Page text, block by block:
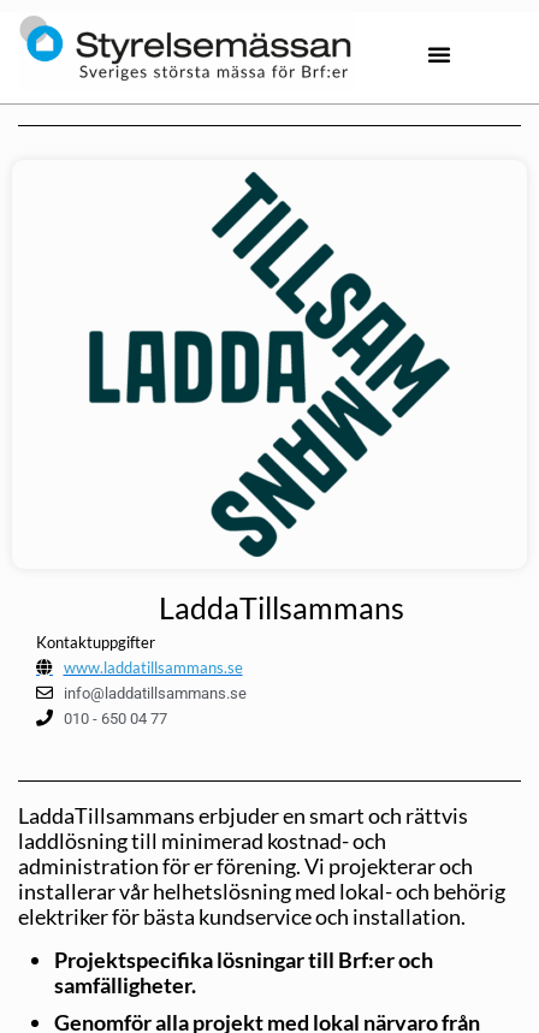
LaddaTillsammans
Kontaktuppgifter
www.laddatillsammans.se
info@laddatillsammans.se
010 - 650 04 77
LaddaTillsammans erbjuder en smart och rättvis
laddlösning till minimerad kostnad- och
administration för er förening. Vi projekterar och
installerar vår helhetslösning med lokal- och behörig
elektriker för bästa kundservice och installation.
Projektspecifika lösningar till Brf:er och
samfälligheter.
Genomför alla projekt med lokal närvaro från